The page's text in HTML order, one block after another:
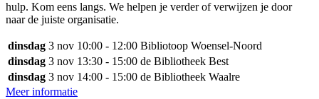
hulp. Kom eens langs. We helpen je verder of verwijzen je door
naar de juiste organisatie.
dinsdag 3 nov 10:00 - 12:00 Bibliotoop Woensel-Noord
dinsdag 3 nov 13:30 - 15:00 de Bibliotheek Best
dinsdag 3 nov 14:00 - 15:00 de Bibliotheek Waalre
Meer informatie